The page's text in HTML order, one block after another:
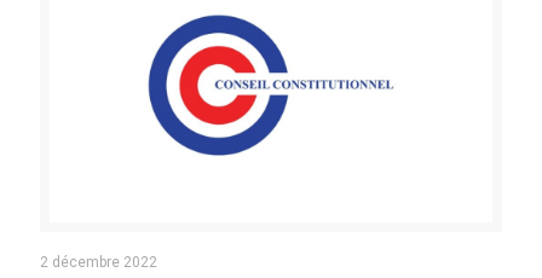
2 décembre 2022